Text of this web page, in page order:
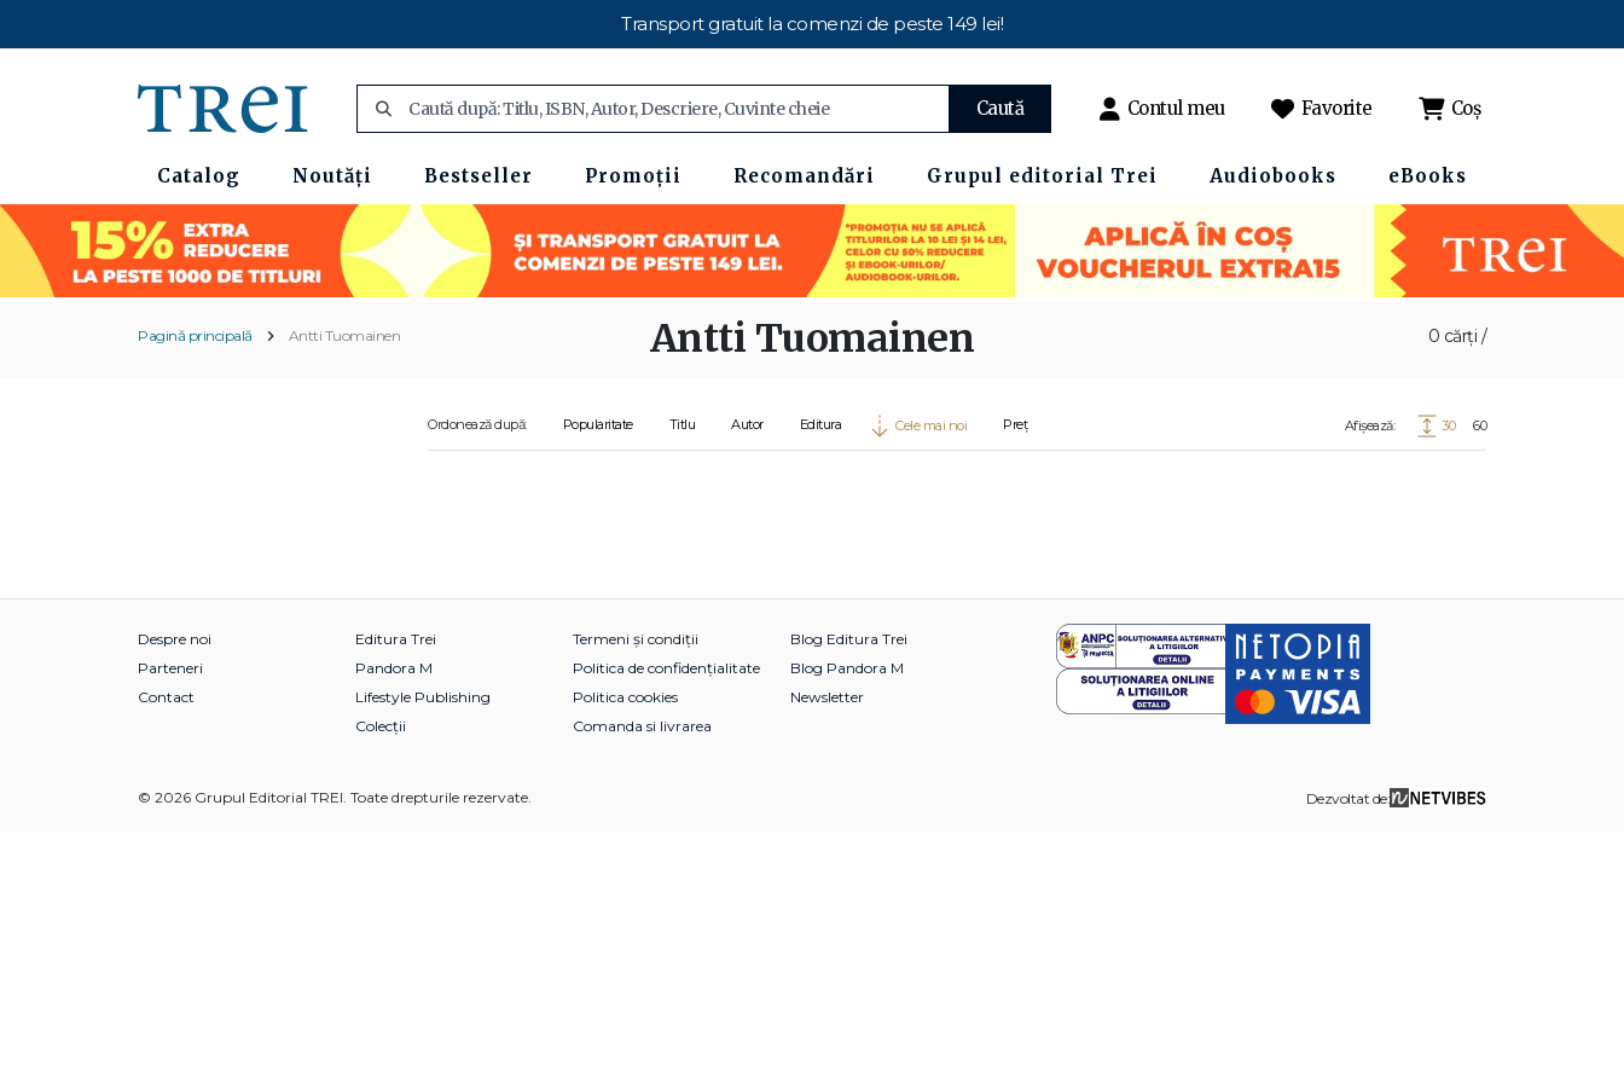
Transport gratuit la comenzi de peste 149 lei!
Caută Contul meu Favorite Coș
Catalog Noutăți Bestseller Promoții Recomandări Grupul editorial Trei Audiobooks eBooks
Pagină principală Antti Tuomainen 0 cărți /
Antti Tuomainen
Ordonează după: Popularitate Titlu Autor Editura Cele mai noi Preț Afișează: 30 60
Despre noi
Parteneri
Contact
Editura Trei
Pandora M
Lifestyle Publishing
Colecții
Termeni și condiții
Politica de confidențialitate
Politica cookies
Comanda si livrarea
Blog Editura Trei
Blog Pandora M
Newsletter
© 2026 Grupul Editorial TREI. Toate drepturile rezervate. Dezvoltat de: